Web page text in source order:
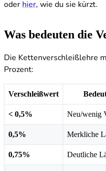
oder hier, wie du sie kürzt.
Was bedeuten die
Die Kettenverschleißlehre
Prozent:
Verschleißwert
< 0,5% Neu/wenig
0,5% Merkliche
0,75% Deutliche